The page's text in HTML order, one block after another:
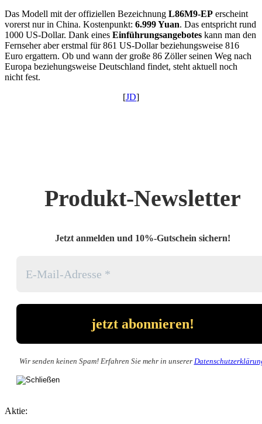
Das Modell mit der offiziellen Bezeichnung L86M9-EP erscheint
vorerst nur in China. Kostenpunkt: 6.999 Yuan. Das entspricht rund
1000 US-Dollar. Dank eines Einführungsangebotes kann man den
Fernseher aber erstmal für 861 US-Dollar beziehungsweise 816
Euro ergattern. Ob und wann der große 86 Zöller seinen Weg nach
Europa beziehungsweise Deutschland findet, steht aktuell noch
nicht fest.
[JD]
Produkt-Newsletter
Jetzt anmelden und 10%-Gutschein sichern!
Wir senden keinen Spam! Erfahren Sie mehr in unserer
Aktie: